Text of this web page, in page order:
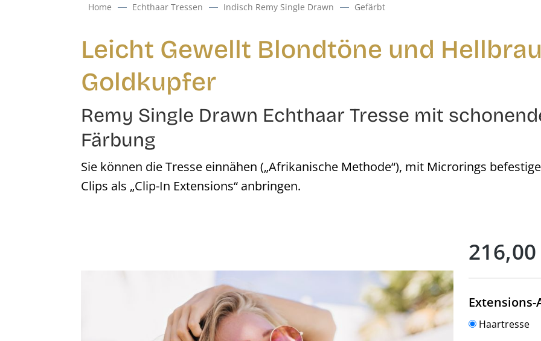
Home Echthaar Tressen Indisch Remy Single Drawn Gefärbt
Leicht Gewellt Blondtöne und
Goldkupfer
Remy Single Drawn Echthaar Tresse mit
Färbung
Sie können die Tresse einnähen („Afrikanische Methode“), mit Microrings
Clips als „Clip-In Extensions“ anbringen.
Extensions-
Haartresse